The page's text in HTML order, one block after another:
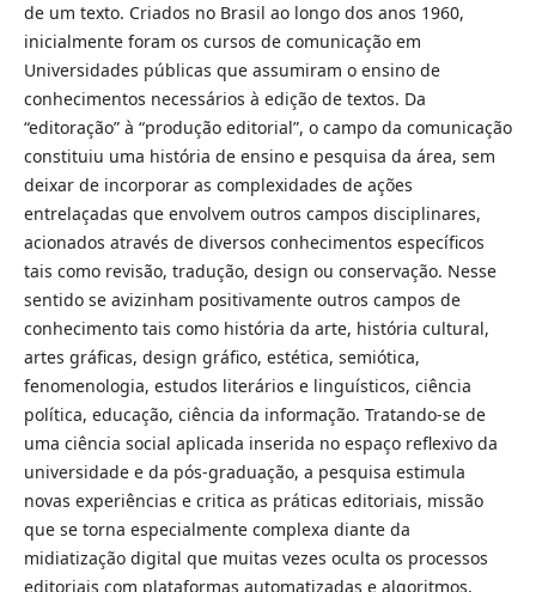
de um texto. Criados no Brasil ao longo dos anos 1960,
inicialmente foram os cursos de comunicação em
Universidades públicas que assumiram o ensino de
conhecimentos necessários à edição de textos. Da
“editoração” à “produção editorial”, o campo da comunicação
constituiu uma história de ensino e pesquisa da área, sem
deixar de incorporar as complexidades de ações
entrelaçadas que envolvem outros campos disciplinares,
acionados através de diversos conhecimentos específicos
tais como revisão, tradução, design ou conservação. Nesse
sentido se avizinham positivamente outros campos de
conhecimento tais como história da arte, história cultural,
artes gráficas, design gráfico, estética, semiótica,
fenomenologia, estudos literários e linguísticos, ciência
política, educação, ciência da informação. Tratando-se de
uma ciência social aplicada inserida no espaço reflexivo da
universidade e da pós-graduação, a pesquisa estimula
novas experiências e critica as práticas editoriais, missão
que se torna especialmente complexa diante da
midiatização digital que muitas vezes oculta os processos
editoriais com plataformas automatizadas e algoritmos.